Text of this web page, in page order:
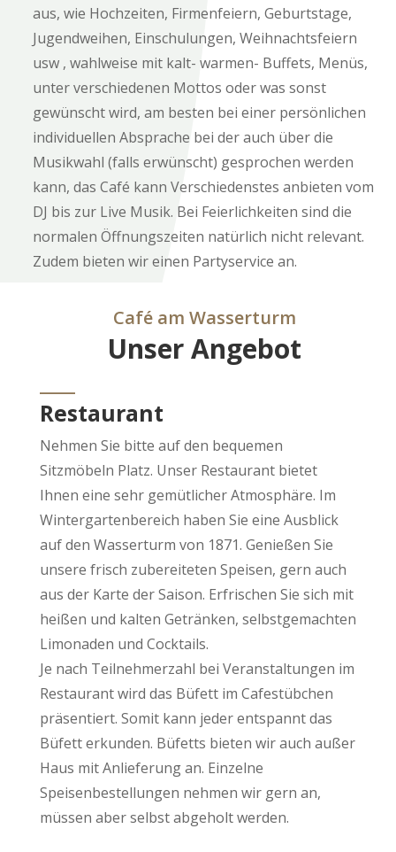
aus, wie Hochzeiten, Firmenfeiern, Geburtstage,
Jugendweihen, Einschulungen, Weihnachtsfeiern
usw , wahlweise mit kalt- warmen- Buffets, Menüs,
unter verschiedenen Mottos oder was sonst
gewünscht wird, am besten bei einer persönlichen
individuellen Absprache bei der auch über die
Musikwahl (falls erwünscht) gesprochen werden
kann, das Café kann Verschiedenstes anbieten vom
DJ bis zur Live Musik. Bei Feierlichkeiten sind die
normalen Öffnungszeiten natürlich nicht relevant.
Zudem bieten wir einen Partyservice an.
Café am Wasserturm
Unser Angebot
Restaurant
Nehmen Sie bitte auf den bequemen
Sitzmöbeln Platz. Unser Restaurant bietet
Ihnen eine sehr gemütlicher Atmosphäre. Im
Wintergartenbereich haben Sie eine Ausblick
auf den Wasserturm von 1871. Genießen Sie
unsere frisch zubereiteten Speisen, gern auch
aus der Karte der Saison. Erfrischen Sie sich mit
heißen und kalten Getränken, selbstgemachten
Limonaden und Cocktails.
Je nach Teilnehmerzahl bei Veranstaltungen im
Restaurant wird das Büfett im Cafestübchen
präsentiert. Somit kann jeder entspannt das
Büfett erkunden. Büfetts bieten wir auch außer
Haus mit Anlieferung an. Einzelne
Speisenbestellungen nehmen wir gern an,
müssen aber selbst abgeholt werden.